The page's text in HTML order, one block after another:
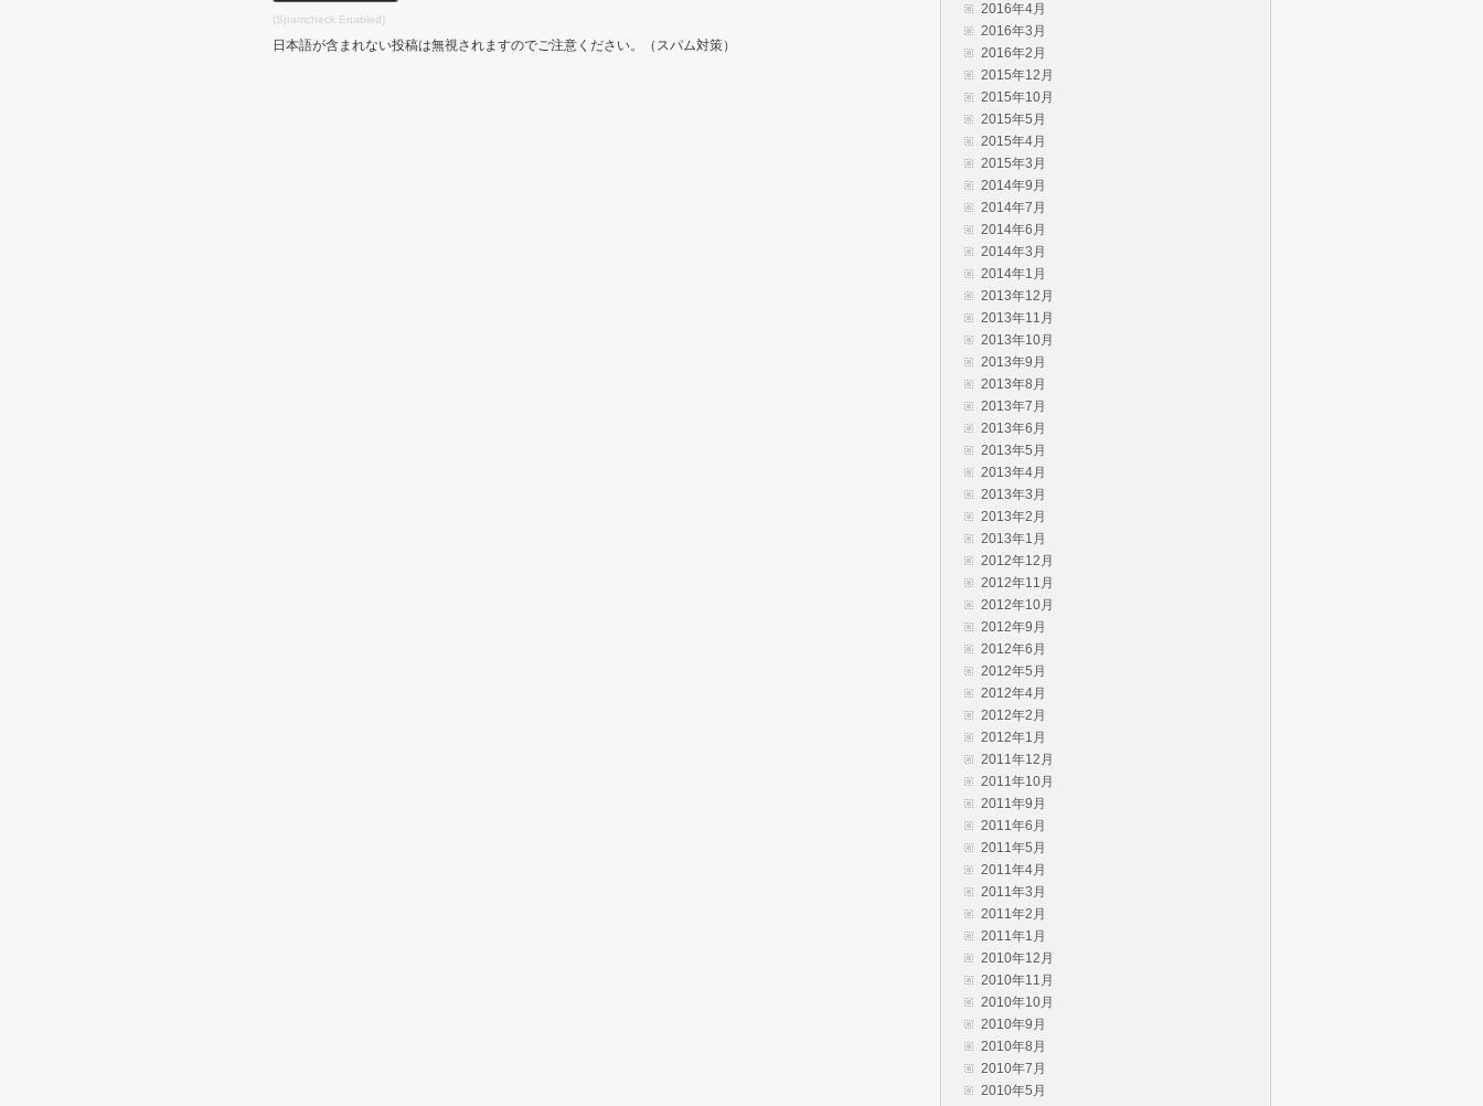
(Spamcheck Enabled)
日本語が含まれない投稿は無視されますのでご注意ください。（スパム対策）
2016年4月
2016年3月
2016年2月
2015年12月
2015年10月
2015年5月
2015年4月
2015年3月
2014年9月
2014年7月
2014年6月
2014年3月
2014年1月
2013年12月
2013年11月
2013年10月
2013年9月
2013年8月
2013年7月
2013年6月
2013年5月
2013年4月
2013年3月
2013年2月
2013年1月
2012年12月
2012年11月
2012年10月
2012年9月
2012年6月
2012年5月
2012年4月
2012年2月
2012年1月
2011年12月
2011年10月
2011年9月
2011年6月
2011年5月
2011年4月
2011年3月
2011年2月
2011年1月
2010年12月
2010年11月
2010年10月
2010年9月
2010年8月
2010年7月
2010年5月